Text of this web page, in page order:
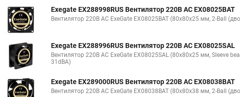
Exegate EX288998RUS Вентилятор 220В AC EX08025BAT
Вентилятор 220В AC ExeGate EX08025BAT (80x80x25 мм, 2-Ball
Exegate EX288996RUS Вентилятор 220В AC EX08025SAL
Вентилятор 220В AC ExeGate EX08025SAL (80x80x25 мм, Sleeve
31dBA)
Exegate EX289000RUS Вентилятор 220В AC EX08038BAT
Вентилятор 220В AC ExeGate EX08038BAT (80x80x38 мм, 2-Ball